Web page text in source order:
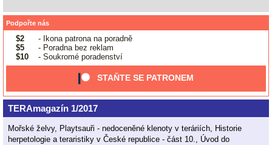
Podpořte nás
$2
- Ikona patrona na poradně
$5
- Poradna bez reklam
$10
- Soukromé poradenství
STAŇTE SE PATRONEM
TERAmagazín 1/2017
Mořské želvy, Playtsauři - nedoceněné klenoty v teráriích, Historie
herpetologie a teraristiky v České republice - část 10., Úvod do